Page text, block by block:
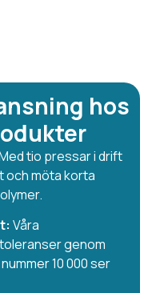
hos
tio pressar i drift
och möta korta
Våra
genom
10 000 ser